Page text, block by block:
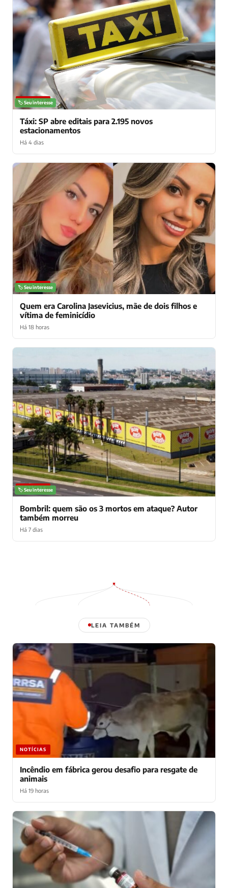
NOTÍCIAS
🏷️ Seu interesse
Táxi: SP abre editais para 2.195 novos
estacionamentos
Há 4 dias
NOTÍCIAS
🏷️ Seu interesse
Quem era Carolina Jasevicius, mãe de dois filhos e
vítima de feminicídio
Há 18 horas
NOTÍCIAS
🏷️ Seu interesse
Bombril: quem são os 3 mortos em ataque? Autor
também morreu
Há 7 dias
LEIA TAMBÉM
NOTÍCIAS
Incêndio em fábrica gerou desafio para resgate de
animais
Há 19 horas